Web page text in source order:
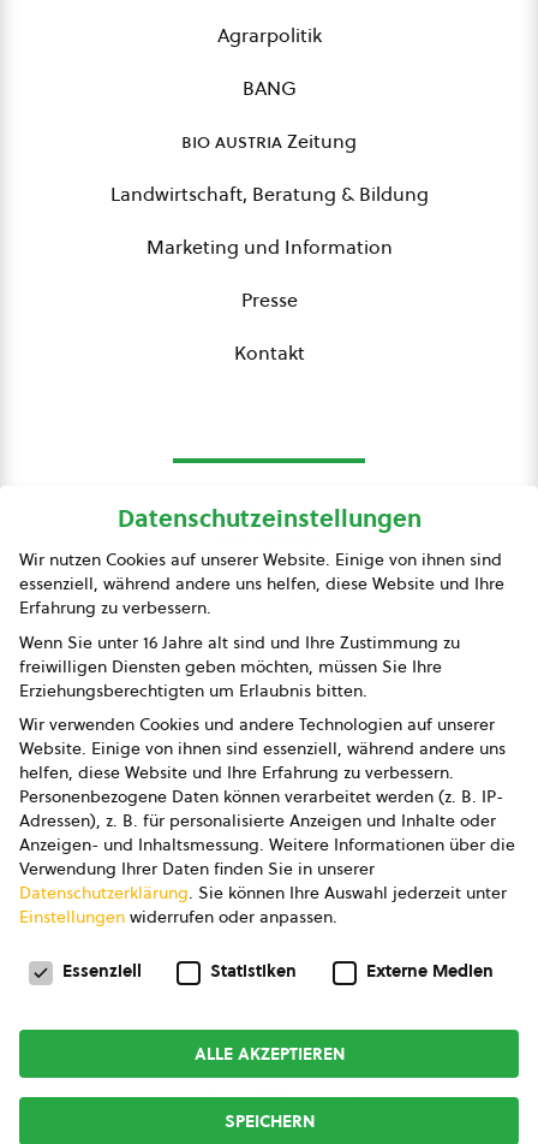
Agrarpolitik
BANG
bio austriaZeitung
Landwirtschaft, Beratung & Bildung
Marketing und Information
Presse
Kontakt
Presse
Impressum
Datenschutz
AGB
AGB Marketing GmbH
AGB Bildung
Newsletter
Copyright © 2026bio austria
Datenschutzeinstellungen
Wir nutzen Cookies auf unserer Website. Einige von ihnen sind
essenziell, während andere uns helfen, diese Website und Ihre
Erfahrung zu verbessern.
Wenn Sie unter 16 Jahre alt sind und Ihre Zustimmung zu
freiwilligen Diensten geben möchten, müssen Sie Ihre
Erziehungsberechtigten um Erlaubnis bitten.
Wir verwenden Cookies und andere Technologien auf unserer
Website. Einige von ihnen sind essenziell, während andere uns
helfen, diese Website und Ihre Erfahrung zu verbessern.
Personenbezogene Daten können verarbeitet werden (z. B. IP-
Adressen), z. B. für personalisierte Anzeigen und Inhalte oder
Anzeigen- und Inhaltsmessung. Weitere Informationen über die
Verwendung Ihrer Daten finden Sie in unserer
Datenschutzerklärung. Sie können Ihre Auswahl jederzeit unter
Einstellungen widerrufen oder anpassen.
Datenschutzeinstellungen
Essenziell Statistiken Externe Medien
ALLE AKZEPTIEREN
SPEICHERN